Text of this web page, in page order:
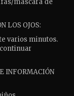
máscara de
LOS OJOS:
varios minutos.
INFORMACIÓN